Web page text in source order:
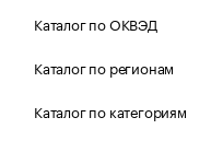
Каталог по ОКВЭД
Каталог по регионам
Каталог по категориям